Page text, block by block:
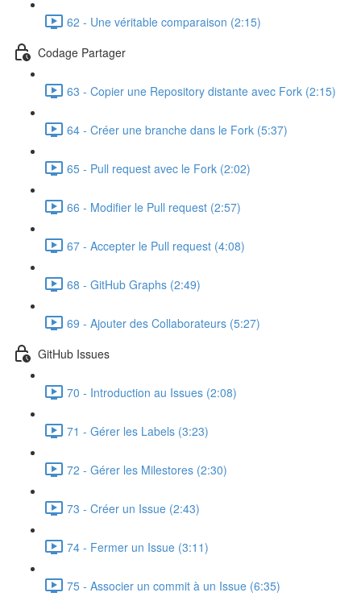
62 - Une véritable comparaison (2:15)
Codage Partager
63 - Copier une Repository distante avec Fork (2:15)
64 - Créer une branche dans le Fork (5:37)
65 - Pull request avec le Fork (2:02)
66 - Modifier le Pull request (2:57)
67 - Accepter le Pull request (4:08)
68 - GitHub Graphs (2:49)
69 - Ajouter des Collaborateurs (5:27)
GitHub Issues
70 - Introduction au Issues (2:08)
71 - Gérer les Labels (3:23)
72 - Gérer les Milestores (2:30)
73 - Créer un Issue (2:43)
74 - Fermer un Issue (3:11)
75 - Associer un commit à un Issue (6:35)